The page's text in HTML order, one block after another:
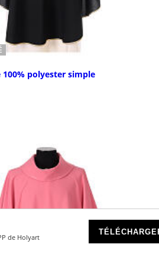
de Holyart
polyester simple